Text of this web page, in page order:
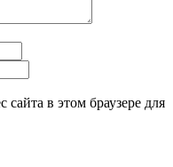
в этом браузере для